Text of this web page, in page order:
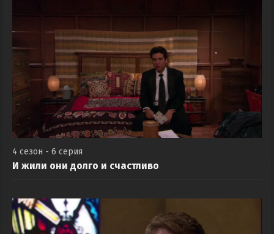
4 сезон - 6 серия
И жили они долго и счастливо